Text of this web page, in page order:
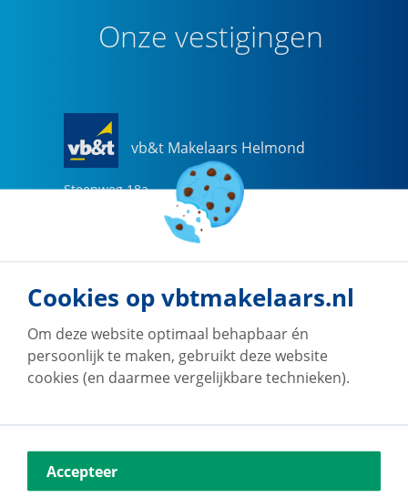
Onze vestigingen
vb&t Makelaars Helmond
Steenweg 18a
helmond@vbtmakelaars.nl
Naar vestiging
Vestdijk 180
5611 CZ Eindhoven
040-2696949
Cookies op vbtmakelaars.nl
Om deze website optimaal behapbaar én
persoonlijk te maken, gebruikt deze website
cookies (en daarmee vergelijkbare technieken).
Accepteer